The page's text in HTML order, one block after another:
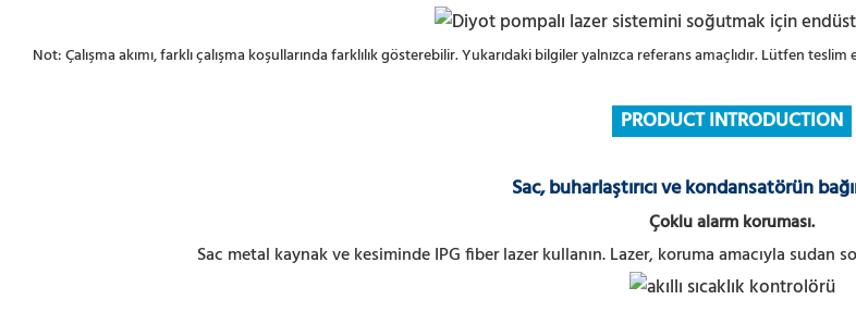
Not: Çalışma akımı, farklı çalışma koşullarında farklılık gösterebilir. Yukarıdaki bilgiler yalnızca referans amaçlıdır. Lütfen teslim
PRODUCT INTRODUCTION
Sac, buharlaştırıcı ve kondansatörün
Çoklu alarm koruması.
Sac metal kaynak ve kesiminde IPG fiber lazer kullanın.Lazer, koruma amacıyla sudan